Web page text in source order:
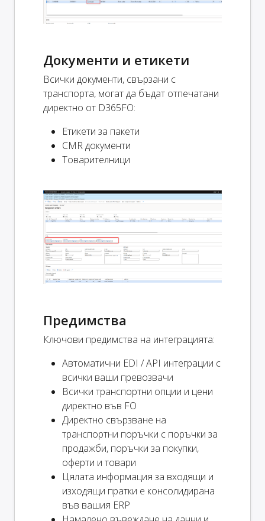
Документи и етикети
Всички документи, свързани с
транспорта, могат да бъдат отпечатани
директно от D365FO:
Етикети за пакети
CMR документи
Товарителници
Предимства
Ключови предимства на интеграцията:
Автоматични EDI / API интеграции с
всички ваши превозвачи
Всички транспортни опции и цени
директно във FO
Директно свързване на
транспортни поръчки с поръчки за
продажби, поръчки за покупки,
оферти и товари
Цялата информация за входящи и
изходящи пратки е консолидирана
във вашия ERP